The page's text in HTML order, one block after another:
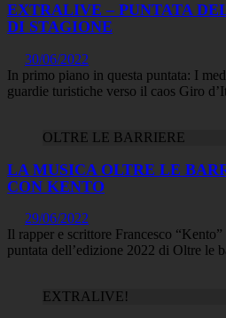
EXTRALIVE – PUNTATA
DI STAGIONE
30/06/2022
In primo piano in questa puntata: I
guardie turistiche verso il caos Giro
OLTRE LE BARRIERE
LA MUSICA OLTRE LE
CON KENTO
29/06/2022
Il rapper e scrittore Francesco
puntata dell’edizione 2022 di Oltre le
EXTRALIVE!